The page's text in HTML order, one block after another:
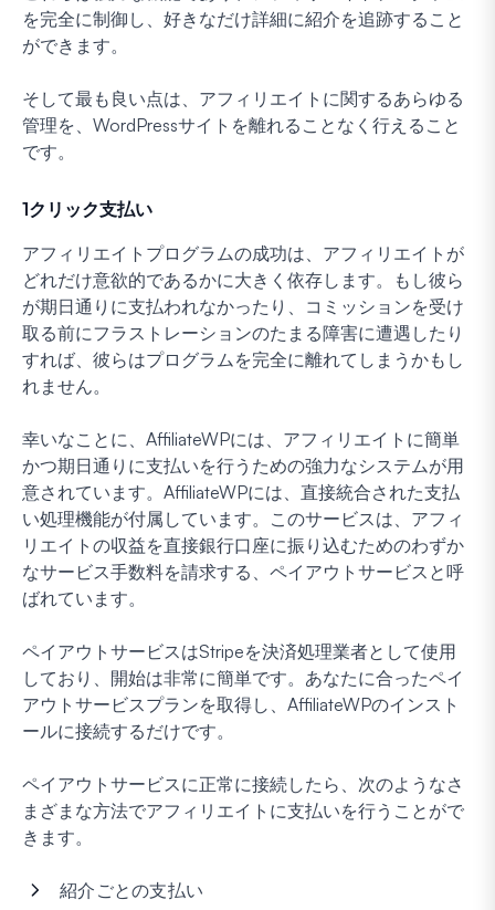
を完全に制御し、好きなだけ詳細に紹介を追跡すること
ができます。
そして最も良い点は、アフィリエイトに関するあらゆる
管理を、WordPressサイトを離れることなく行えること
です。
1クリック支払い
アフィリエイトプログラムの成功は、アフィリエイトが
どれだけ意欲的であるかに大きく依存します。もし彼ら
が期日通りに支払われなかったり、コミッションを受け
取る前にフラストレーションのたまる障害に遭遇したり
すれば、彼らはプログラムを完全に離れてしまうかもし
れません。
幸いなことに、AffiliateWPには、アフィリエイトに簡単
かつ期日通りに支払いを行うための強力なシステムが用
意されています。AffiliateWPには、直接統合された支払
い処理機能が付属しています。このサービスは、アフィ
リエイトの収益を直接銀行口座に振り込むためのわずか
なサービス手数料を請求する、ペイアウトサービスと呼
ばれています。
ペイアウトサービスはStripeを決済処理業者として使用
しており、開始は非常に簡単です。あなたに合ったペイ
アウトサービスプランを取得し、AffiliateWPのインスト
ールに接続するだけです。
ペイアウトサービスに正常に接続したら、次のようなさ
まざまな方法でアフィリエイトに支払いを行うことがで
きます。
紹介ごとの支払い